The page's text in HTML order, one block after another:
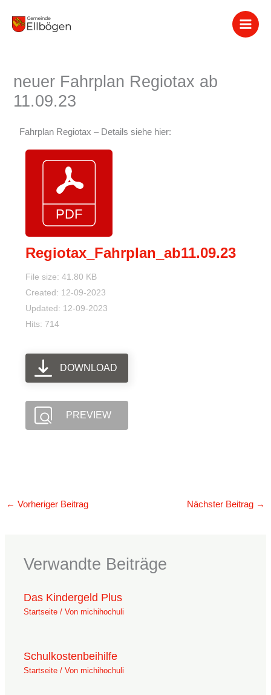
Inhalt
neuer Fahrplan Regiotax ab
11.09.23
Fahrplan Regiotax – Details siehe hier:
Regiotax_Fahrplan_ab11.09.23
File size: 41.80 KB
Created: 12-09-2023
Updated: 12-09-2023
Hits: 714
DOWNLOAD
PREVIEW
← Vorheriger Beitrag Nächster Beitrag →
Verwandte Beiträge
Das Kindergeld Plus
Startseite / Vonmichihochuli
Schulkostenbeihilfe
Startseite / Vonmichihochuli